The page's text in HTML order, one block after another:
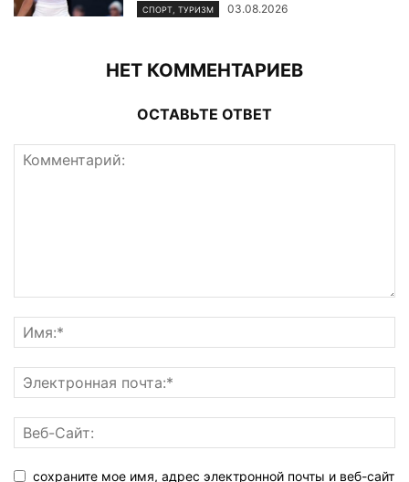
СПОРТ, ТУРИЗМ 03.08.2026
НЕТ КОММЕНТАРИЕВ
ОСТАВЬТЕ ОТВЕТ
сохраните мое имя, адрес электронной почты и веб-сайт